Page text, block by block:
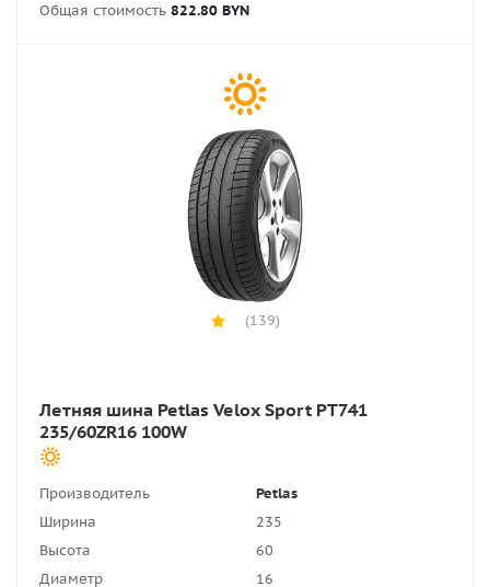
Общая стоимость 822.80 BYN
(139)
Летняя шина Petlas Velox Sport PT741
235/60ZR16 100W
Производитель
Petlas
Ширина
235
Высота
60
Диаметр
16